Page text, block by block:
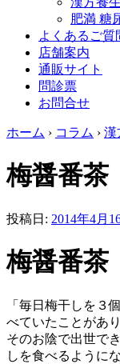
肥満 糖
よくあるご質
店舗案内
通販サイト
問診票
お問合せ
ホーム › コラム › 漢
梅醤番茶
投稿日: 2014年4月
梅醤番茶
「毎日梅干しを３
べていたことがあ
そのお陰で出世で
しを食べるように